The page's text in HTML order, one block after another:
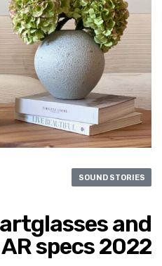
SOUND STORIES
and
AR specs 2022